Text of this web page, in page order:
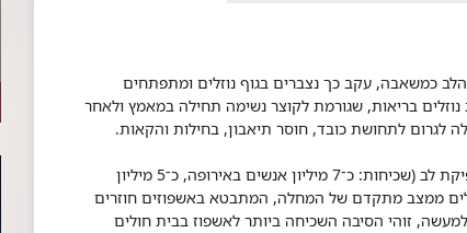
כמשאבה, עקב כך נצברים בגוף נוזלים ומתפתחים
נוזלים בריאות, שגורמת לקוצר נשימה תחילה במאמץ ולאחר
לגרום לתחושת כובד, חוסר תיאבון, בחילות והקאות.
% 1־2% מאוכלוסיית העולם המערבי סובלת מאי ספיקת לב (שכיחות: כ־7 מיליון אנשים באירופה, כ־5 מיליון
ספיקת לב סובלים ממצב מתקדם של המחלה, המתבטא באשפוזים חוזרים
עד 50% תמותה בשנה. למעשה, זוהי הסיבה השכיחה ביותר לאשפוז בבית חולים